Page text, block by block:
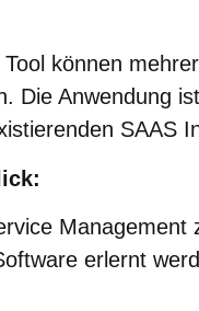
können
Die Anwendung
SAAS
Management
erlernt